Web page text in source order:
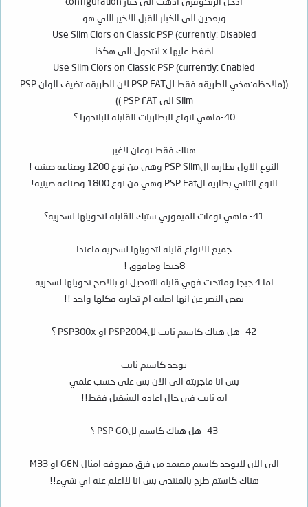
وبعدين الى الخيار القبل الاخير اللي هو
Use Slim Clors on Classic PSP (currently: Disabled
اضغط عليها x لتتحول الى هكذا
Use Slim Clors on Classic PSP (currently: Enabled
((ملاحظه:هذي الطريقه فقط للPSP FAT لان الطريقه تضيف الوان PSP
Slim الى PSP FAT ))
40-ماهي انواع البطاريات القابله للباندورا ؟
هناك فقط نوعان لاغير
النوع الاول بطاريه الPSP Slim وهي من نوع 1200 وصناعه صينيه !
النوع الثاني بطاريه الPSP Fat وهي من نوع 1800 وصناعه صينيه!
41- ماهي نوعات الميموري ستيك القابله لتحويلها لسحريه؟
جميع الانواع قابله لتحويلها لسحريه ماعندا
8جيجا ومافوق !
اما 4 جيجا وماتحت فهي قابله للتعديل او بالاصح تحويلها لسحريه
بغض النضر عن انها اصليه ام تجاريه فكلها واحد !!
42- هل هناك كاستم ثابت للPSP2004 او PSP300x ؟
يوجد كاستم ثابت
بس انا ماجربته الى الان بس على حسب علمي
انه ثابت في حال اعاده التشغيل فقط!!
43- هل هناك كاستم للPSP GO ؟
الى الان لايوجد كاستم معتمد من فرق معروفه امثال GEN او M33
هناك كاستم طرح بالمنتدى بس انا لااعلم عنه اي شيء!!